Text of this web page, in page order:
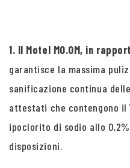
1. Il Motel MO.OM, in
garantisce la massima
sanificazione continua
attestati che contengono
ipoclorito di sodio allo
disposizioni.